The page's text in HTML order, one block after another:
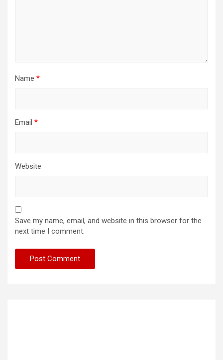
Name *
Email *
Website
Save my name, email, and website in this browser for the
next time I comment.